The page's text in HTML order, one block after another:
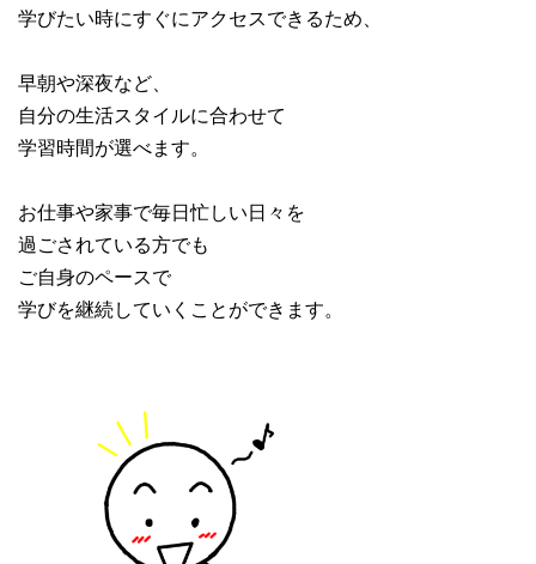
学びたい時にすぐにアクセスできるため、
早朝や深夜など、
自分の生活スタイルに合わせて
学習時間が選べます。
お仕事や家事で毎日忙しい日々を
過ごされている方でも
ご自身のペースで
学びを継続していくことができます。